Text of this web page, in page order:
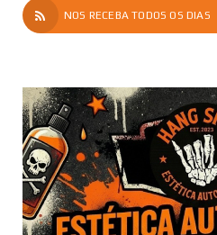
NOS RECEBA TODOS OS DIAS